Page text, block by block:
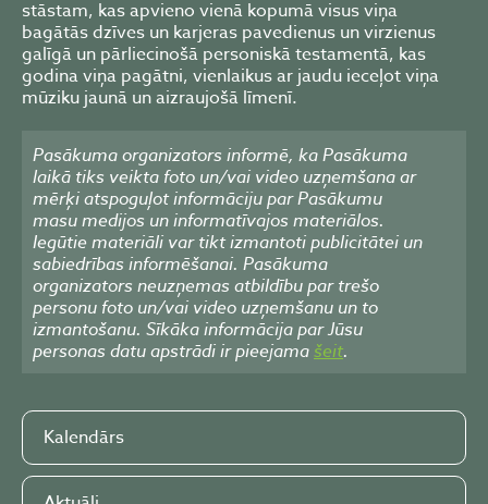
stāstam, kas apvieno vienā kopumā visus viņa
bagātās dzīves un karjeras pavedienus un virzienus
galīgā un pārliecinošā personiskā testamentā, kas
godina viņa pagātni, vienlaikus ar jaudu ieceļot viņa
mūziku jaunā un aizraujošā līmenī.
Pasākuma organizators informē, ka Pasākuma
laikā tiks veikta foto un/vai video uzņemšana ar
mērķi atspoguļot informāciju par Pasākumu
masu medijos un informatīvajos materiālos.
Iegūtie materiāli var tikt izmantoti publicitātei un
sabiedrības informēšanai. Pasākuma
organizators neuzņemas atbildību par trešo
personu foto un/vai video uzņemšanu un to
izmantošanu. Sīkāka informācija par Jūsu
personas datu apstrādi ir pieejamašeit.
Kalendārs